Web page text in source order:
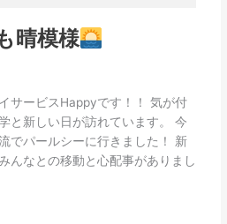
晴模様
サービスHappyです！！ 気が付
と新しい日が訪れています。 今
でパールシーに行きました！ 新
んなとの移動と心配事がありまし